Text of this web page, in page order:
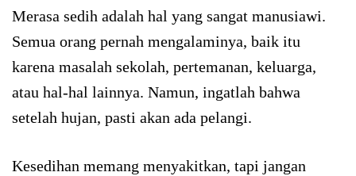
Merasa sedih adalah hal yang sangat manusiawi.
Semua orang pernah mengalaminya, baik itu
karena masalah sekolah, pertemanan, keluarga,
atau hal-hal lainnya. Namun, ingatlah bahwa
setelah hujan, pasti akan ada pelangi.
Kesedihan memang menyakitkan, tapi jangan